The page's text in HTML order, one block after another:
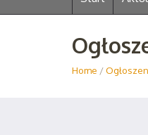
Home /